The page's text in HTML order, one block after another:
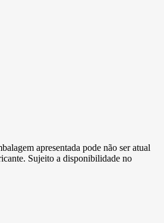
apresentada pode não ser atual
Sujeito a disponibilidade no